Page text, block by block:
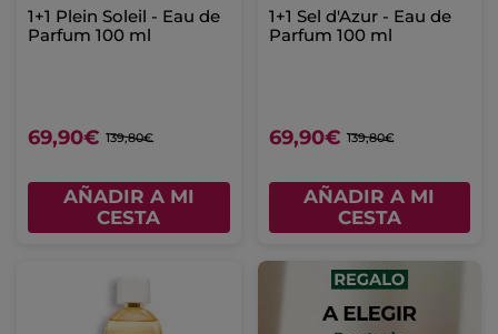
1+1 Plein Soleil - Eau de
Parfum 100 ml
69,90€ 139,80€
AÑADIR A MI
CESTA
1+1 Sel d'Azur - Eau de
Parfum 100 ml
69,90€ 139,80€
AÑADIR A MI
CESTA